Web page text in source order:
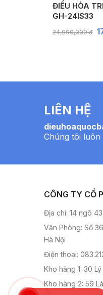
ĐIỀU HÒA
GH-24IS33
24,990,000 đ
LIÊN HỆ
Chúng tôi luôn
CÔNG TY CỔ
Địa chỉ: 14 ngõ
Văn Phòng: Số
Hà Nội
Điện thoại:
Kho hàng 1: 30
Kho hàng 2: 59